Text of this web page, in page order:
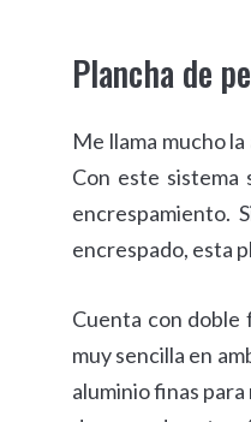
Plancha de
Me llama mucho
Con este sistema
encrespamiento.
encrespado, esta
Cuenta con doble
muy sencilla en
aluminio finas